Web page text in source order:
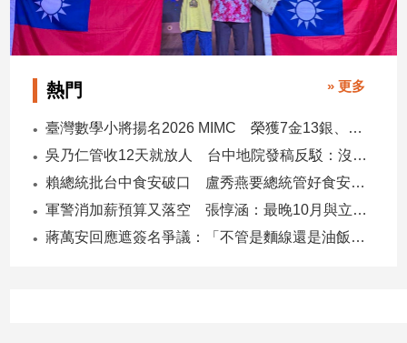
熱門 » 更多
臺灣數學小將揚名2026 MIMC​ 榮獲7金13銀、13銅1佳作
吳乃仁管收12天就放人 台中地院發稿反駁：沒有司法雙標
賴總統批台中食安破口 盧秀燕要總統管好食安 蔣萬安搬2014「食安即國安」打臉
軍警消加薪預算又落空 張惇涵：最晚10月與立法院溝通
蔣萬安回應遮簽名爭議：「不管是麵線還是油飯，我都很喜歡」